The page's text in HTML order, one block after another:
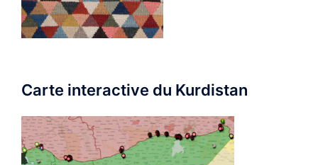
Carte interactive du Kurdistan